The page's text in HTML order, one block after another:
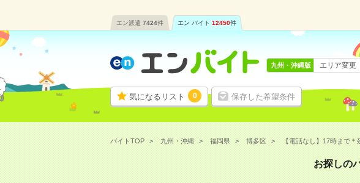
エン派遣 7424件 エン バイト 12450件
気になるリスト 0 保存した希望条件
九州・沖縄版 エリア変更
バイトTOP 九州・沖縄 福岡県 博多区 【電話なし】17時まで
お探しの